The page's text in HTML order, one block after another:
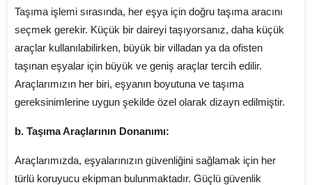
Taşıma işlemi sırasında, her eşya için doğru taşıma aracını
seçmek gerekir. Küçük bir daireyi taşıyorsanız, daha küçük
araçlar kullanılabilirken, büyük bir villadan ya da ofisten
taşınan eşyalar için büyük ve geniş araçlar tercih edilir.
Araçlarımızın her biri, eşyanın boyutuna ve taşıma
gereksinimlerine uygun şekilde özel olarak dizayn edilmiştir.
b. Taşıma Araçlarının Donanımı:
Araçlarımızda, eşyalarınızın güvenliğini sağlamak için her
türlü koruyucu ekipman bulunmaktadır. Güçlü güvenlik